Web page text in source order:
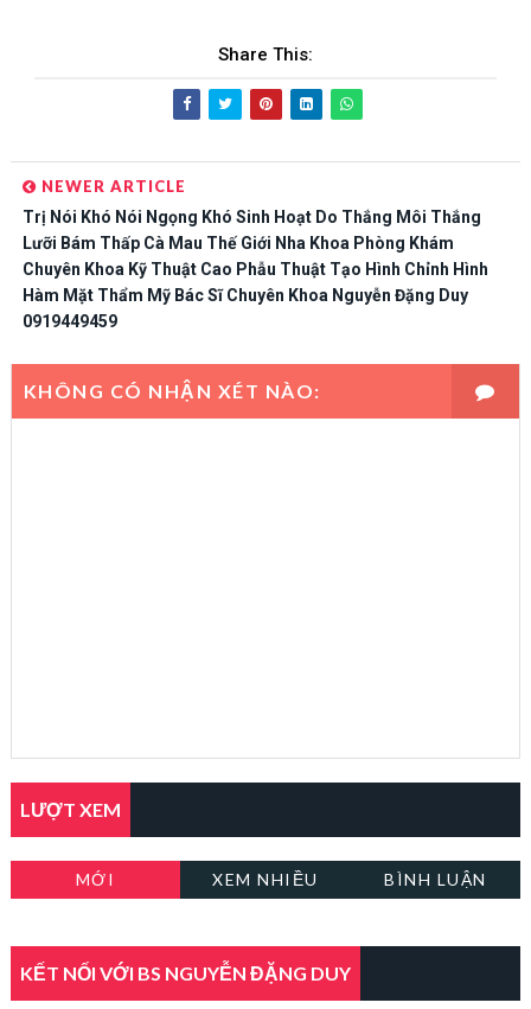
Share This:
NEWER ARTICLE
Trị Nói Khó Nói Ngọng Khó Sinh Hoạt Do Thắng Môi Thắng
Lưỡi Bám Thấp Cà Mau Thế Giới Nha Khoa Phòng Khám
Chuyên Khoa Kỹ Thuật Cao Phẫu Thuật Tạo Hình Chỉnh Hình
Hàm Mặt Thẩm Mỹ Bác Sĩ Chuyên Khoa Nguyễn Đặng Duy
0919449459
KHÔNG CÓ NHẬN XÉT NÀO:
LƯỢT XEM
MỚI XEM NHIỀU BÌNH LUẬN
KẾT NỐI VỚI BS NGUYỄN ĐẶNG DUY